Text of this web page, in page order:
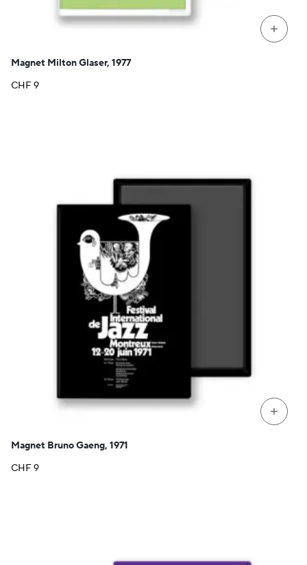
+
Magnet Milton Glaser, 1977
CHF9
+
Magnet Bruno Gaeng, 1971
CHF9